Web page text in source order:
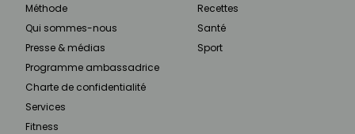
Méthode
Qui sommes-nous
Presse & médias
Programme ambassadrice
Charte de confidentialité
Services
Fitness
Recettes
Santé
Sport